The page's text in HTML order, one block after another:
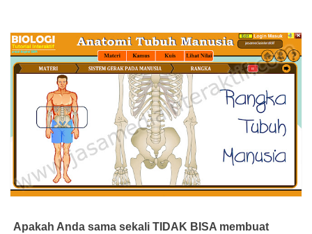
Apakah Anda sama sekali TIDAK BISA membuat